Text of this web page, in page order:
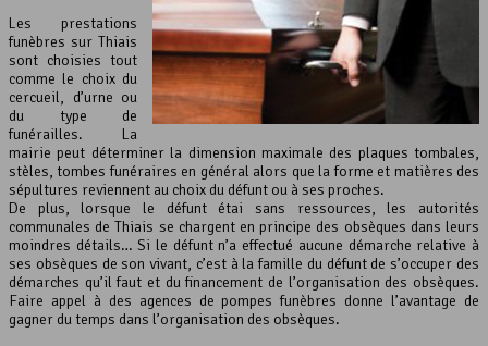
Les prestations
funèbres sur Thiais
sont choisies tout
comme le choix du
cercueil, d’urne ou
du type de
funérailles. La
mairie peut déterminer la dimension maximale des plaques tombales,
stèles, tombes funéraires en général alors que la forme et matières des
sépultures reviennent au choix du défunt ou à ses proches.
De plus, lorsque le défunt étai sans ressources, les autorités
communales de Thiais se chargent en principe des obsèques dans leurs
moindres détails… Si le défunt n’a effectué aucune démarche relative à
ses obsèques de son vivant, c’est à la famille du défunt de s’occuper des
démarches qu’il faut et du financement de l’organisation des obsèques.
Faire appel à des agences de pompes funèbres donne l’avantage de
gagner du temps dans l’organisation des obsèques.